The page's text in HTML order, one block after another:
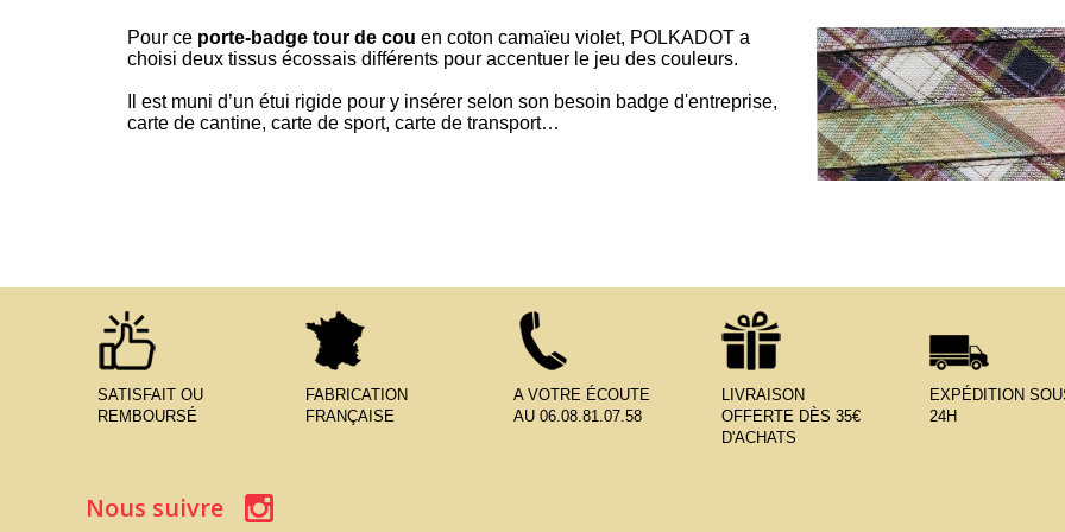
Pour ce porte-badge tour de cou en coton camaïeu violet, POLKADOT a
choisi deux tissus écossais différents pour accentuer le jeu des couleurs.
Il est muni d’un étui rigide pour y insérer selon son besoin badge d'entreprise,
carte de cantine, carte de sport, carte de transport…
SATISFAIT OU
REMBOURSÉ
FABRICATION
FRANÇAISE
A VOTRE ÉCOUTE
AU 06.08.81.07.58
LIVRAISON
OFFERTE DÈS 35€
D'ACHATS
EXPÉDITION
24H
Nous suivre